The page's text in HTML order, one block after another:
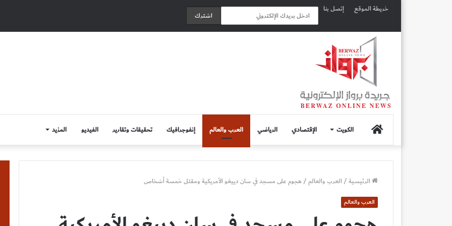
خريطة الموقع إتصل بنا
الصفحة
الرئيسية
الكويت الإقتصادي الرياضي العرب والعالم إنفوجرافيك تحقيقات وتقارير الفيديو المزيد
الرئيسية/العرب والعالم/هجوم على مسجد في سان دييغو الأمريكية ومقتل خمسة أشخاص
العرب والعالم